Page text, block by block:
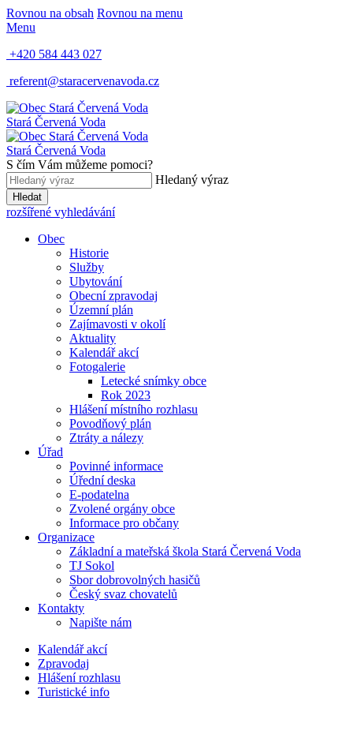
Rovnou na obsah Rovnou na menu
Menu
+420 584 443 027
referent@staracervenavoda.cz
Stará Červená Voda
Stará Červená Voda
S čím Vám můžeme pomoci?
Hledaný výraz
Hledat
rozšířené vyhledávání
Obec
Historie
Služby
Ubytování
Obecní zpravodaj
Územní plán
Zajímavosti v okolí
Aktuality
Kalendář akcí
Fotogalerie
Letecké snímky obce
Rok 2023
Hlášení místního rozhlasu
Povodňový plán
Ztráty a nálezy
Úřad
Povinné informace
Úřední deska
E-podatelna
Zvolené orgány obce
Informace pro občany
Organizace
Základní a mateřská škola Stará Červená Voda
TJ Sokol
Sbor dobrovolných hasičů
Český svaz chovatelů
Kontakty
Napište nám
Kalendář akcí
Zpravodaj
Hlášení rozhlasu
Turistické info